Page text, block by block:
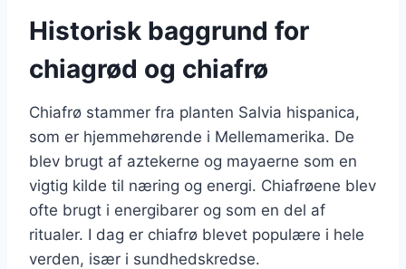
Historisk baggrund for
chiagrød og chiafrø
Chiafrø stammer fra planten Salvia hispanica,
som er hjemmehørende i Mellemamerika. De
blev brugt af aztekerne og mayaerne som en
vigtig kilde til næring og energi. Chiafrøene blev
ofte brugt i energibarer og som en del af
ritualer. I dag er chiafrø blevet populære i hele
verden, især i sundhedskredse.